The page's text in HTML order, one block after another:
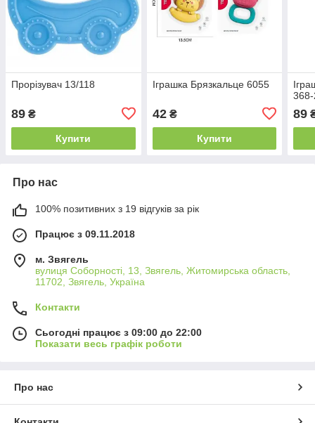
Прорізувач 13/118
89 ₴
Купити
Іграшка Брязкальце 6055
42₴
Купити
89
Про нас
100% позитивних з 19 відгуків за рік
Працює з 09.11.2018
м. Звягель
вулиця Соборності, 13, Звягель, Житомирська область,
11702, Звягель, Україна
Контакти
Сьогодні працює з 09:00 до 22:00
Показати весь графік роботи
Про нас